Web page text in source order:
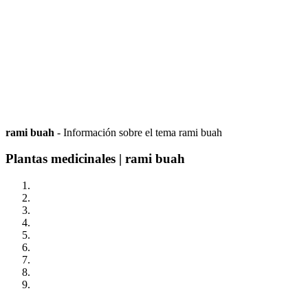
rami buah - Información sobre el tema rami buah
Plantas medicinales | rami buah